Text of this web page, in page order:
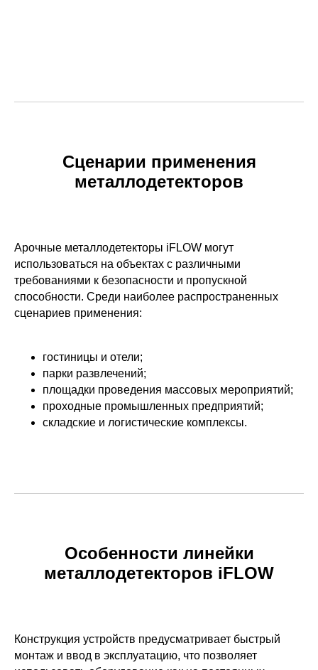
Сценарии применения
металлодетекторов
Арочные металлодетекторы iFLOW могут
использоваться на объектах с различными
требованиями к безопасности и пропускной
способности. Среди наиболее распространенных
сценариев применения:
гостиницы и отели;
парки развлечений;
площадки проведения массовых мероприятий;
проходные промышленных предприятий;
складские и логистические комплексы.
Особенности линейки
металлодетекторов iFLOW
Конструкция устройств предусматривает быстрый
монтаж и ввод в эксплуатацию, что позволяет